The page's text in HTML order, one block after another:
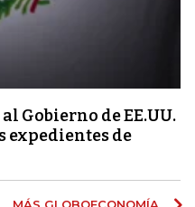
Gobierno de EE.UU.
expedientes de